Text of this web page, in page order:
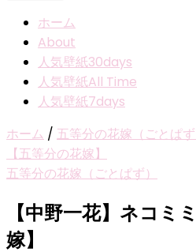
ホーム
About
人気壁紙30days
人気壁紙All Time
人気壁紙7days
ホーム / 五等分の花嫁（ごとぱず
【五等分の花嫁】
五等分の花嫁（ごとぱず）
【中野一花】ネコミ
嫁】